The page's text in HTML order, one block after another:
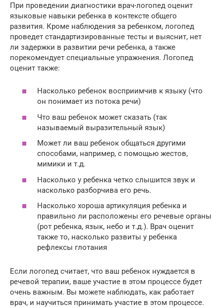
При проведении диагностики врач-логопед оценит
языковые навыки ребенка в контексте общего
развития. Кроме наблюдения за ребенком, логопед
проведет стандартизированные тесты и выяснит, нет
ли задержки в развитии речи ребенка, а также
порекомендует специальные упражнения. Логопед
оценит также:
Насколько ребенок восприимчив к языку (что
он понимает из потока речи)
Что ваш ребенок может сказать (так
называемый выразительный язык)
Может ли ваш ребенок общаться другими
способами, например, с помощью жестов,
мимики и т.д.
Насколько у ребенка четко слышится звук и
насколько разборчива его речь.
Насколько хороша артикуляция ребенка и
правильно ли расположены его речевые органы
(рот ребенка, язык, небо и т.д.). Врач оценит
также то, насколько развиты у ребенка
рефлексы глотания
Если логопед считает, что ваш ребенок нуждается в
речевой терапии, ваше участие в этом процессе будет
очень важным. Вы можете наблюдать, как работает
врач, и научиться принимать участие в этом процессе.